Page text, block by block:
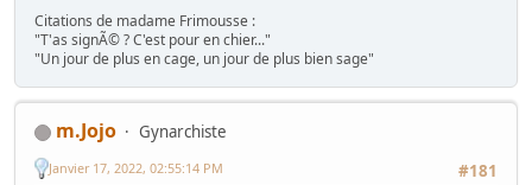
Citations de madame Frimousse :
"T'as signÃ© ? C'est pour en chier..."
"Un jour de plus en cage, un jour de plus bien sage"
m.Jojo
Gynarchiste
#181
Janvier 17, 2022, 02:55:14 PM